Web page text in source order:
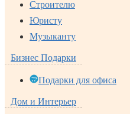
Строителю
Юристу
Музыканту
Бизнес Подарки
Подарки для офиса
Дом и Интерьер